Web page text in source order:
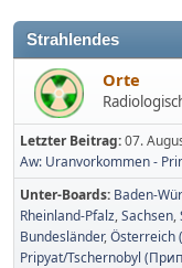
Strahlendes
Orte
Letzter Beitrag:07.
Aw: Uranvorkommen -
Unter-Boards Baden-
Rheinland-Pfalz Sachsen
Bundesländer Österreich
Pripyat/Tschernobyl